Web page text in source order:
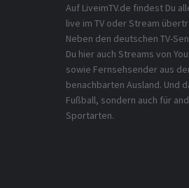
Auf LiveimTV.de findest Du
live im TV oder Stream
Neben den deutschen TV-
Du hier auch Streams von
sowie Fernsehsender aus
benachbarten Ausland. Und
Fußball, sondern auch für
Sportarten.